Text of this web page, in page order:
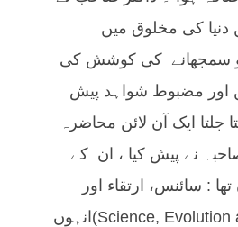
دنیا کی مخلوق میں
سمجھانے کی کوشش کی
اور مضبوط شواہد پیش
ایک آن لائن محاضرہ
نے پیش کیا ، ان کے
: سائنس، ارتقاء اور
اسلام (Science, Evolution and Islam)انہوں